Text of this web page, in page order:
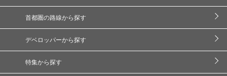
首都圏の路線から探す
デベロッパーから探す
特集から探す